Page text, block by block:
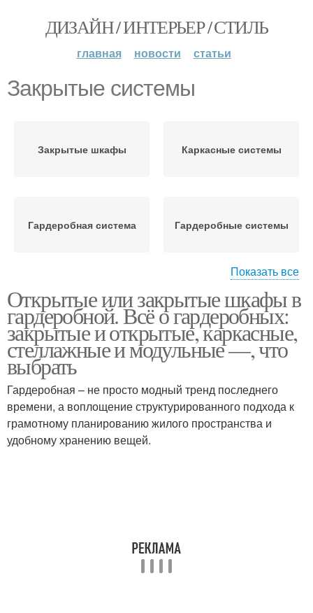
ДИЗАЙН / ИНТЕРЬЕР / СТИЛЬ
главная новости статьи
Закрытые системы
Закрытые шкафы Каркасные системы
Гардеробная система Гардеробные системы
Готовые системы Сборные системы
Показать все
Открытые или закрытые шкафы в
гардеробной. Всё о гардеробных:
закрытые и открытые, каркасные,
стеллажные и модульные —, что
выбрать
Гардеробная – не просто модный тренд последнего
времени, а воплощение структурированного подхода к
грамотному планированию жилого пространства и
удобному хранению вещей.